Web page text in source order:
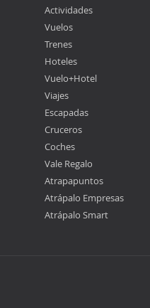
Actividades
Vuelos
Trenes
Hoteles
Vuelo+Hotel
Viajes
Escapadas
Cruceros
Coches
Vale Regalo
Atrapapuntos
Atrápalo Empresas
Atrápalo Smart